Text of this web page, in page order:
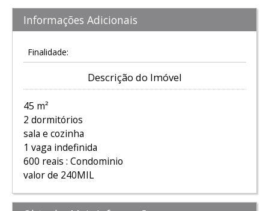
Informações Adicionais
Finalidade:
Descrição do Imóvel
45 m²
2 dormitórios
sala e cozinha
1 vaga indefinida
600 reais : Condominio
valor de 240MIL